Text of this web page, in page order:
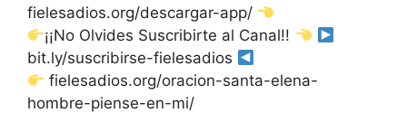
fielesadios.org/descargar-app/
¡¡No Olvides Suscribirte al Canal!!
bit.ly/suscribirse-fielesadios
fielesadios.org/oracion-santa-elena-
hombre-piense-en-mi/